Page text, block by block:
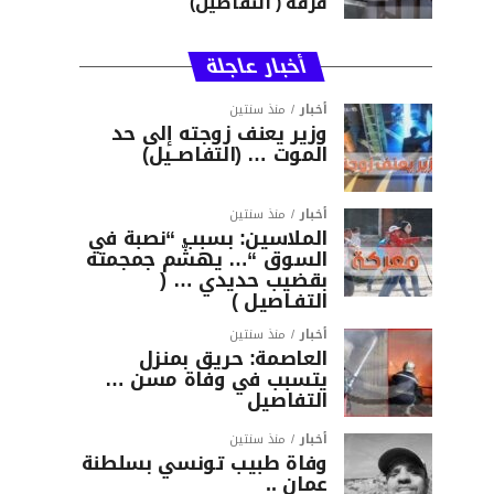
أخبار عاجلة
أخبار منذ سنتين
وزير يعنف زوجته إلى حد
الموت … (التفاصــيل)
أخبار منذ سنتين
الملاسين: بسبب “نصبة في
السوق “… يهشّم جمجمته
بقضيب حديدي … (
التفـاصيل )
أخبار منذ سنتين
العاصمة: حريق بمنزل
يتسبب في وفاة مسن …
التفاصيل
أخبار منذ سنتين
وفاة طبيب تونسي بسلطنة
عمان ..